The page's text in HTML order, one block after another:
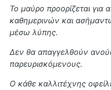
Το μαύρο προορίζεται
καθημερινών και
μέσω λύπης.
Δεν θα απαγγελθούν
παρευρισκόμενους.
Ο κάθε καλλιτέχνης